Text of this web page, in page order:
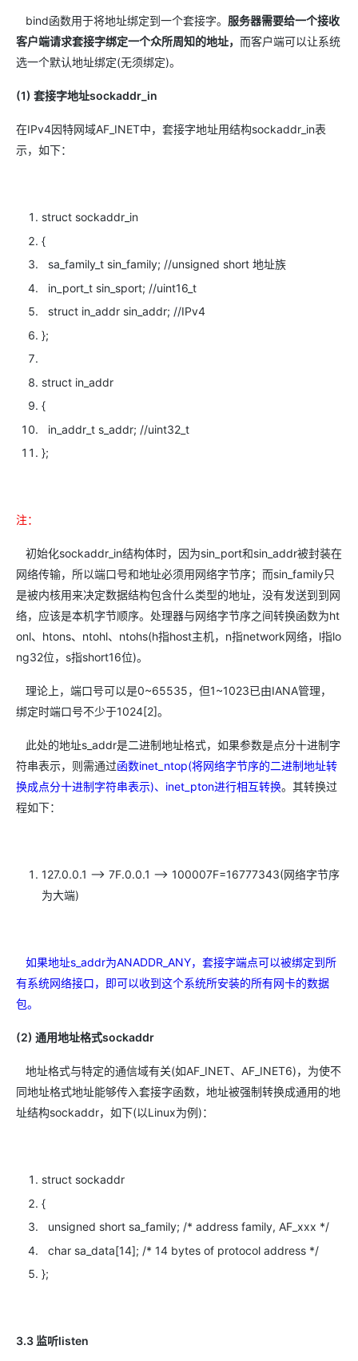
bind函数用于将地址绑定到一个套接字。 服务器需要给一个接收
客户端请求套接字绑定一个众所周知的地址， 而客户端可以让系统
选一个默认地址绑定(无须绑定)。
(1) 套接字地址sockaddr_in
在IPv4因特网域AF_INET中，套接字地址用结构sockaddr_in表
示，如下：
struct sockaddr_in
{
sa_family_t sin_family; //unsigned short 地址族
in_port_t sin_sport; //uint16_t
struct in_addr sin_addr; //IPv4
};
struct in_addr
{
in_addr_t s_addr; //uint32_t
};
注：
初始化sockaddr_in结构体时，因为sin_port和sin_addr被封装在
网络传输，所以端口号和地址必须用网络字节序；而sin_family只
是被内核用来决定数据结构包含什么类型的地址，没有发送到到网
络，应该是本机字节顺序。处理器与网络字节序之间转换函数为ht
onl、htons、ntohl、ntohs(h指host主机，n指network网络，l指lo
ng32位，s指short16位)。
理论上，端口号可以是0~65535，但1~1023已由IANA管理，
绑定时端口号不少于1024[2]。
此处的地址s_addr是二进制地址格式，如果参数是点分十进制字
符串表示，则需通过函数inet_ntop(将网络字节序的二进制地址转
换成点分十进制字符串表示)、inet_pton进行相互转换。其转换过
程如下：
127.0.0.1 --> 7F.0.0.1 --> 100007F=16777343(网络字节序
为大端)
如果地址s_addr为ANADDR_ANY，套接字端点可以被绑定到所
有系统网络接口，即可以收到这个系统所安装的所有网卡的数据
包。
(2) 通用地址格式sockaddr
地址格式与特定的通信域有关(如AF_INET、AF_INET6)，为使不
同地址格式地址能够传入套接字函数，地址被强制转换成通用的地
址结构sockaddr，如下(以Linux为例)：
struct sockaddr
{
unsigned short sa_family; /* address family, AF_xxx */
char sa_data[14]; /* 14 bytes of protocol address */
};
3.3 监听listen